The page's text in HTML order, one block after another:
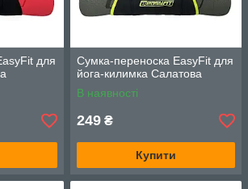
для
Сумка-переноска EasyFit для
йога-килимка Салатова
В наявності
249 ₴
Купити